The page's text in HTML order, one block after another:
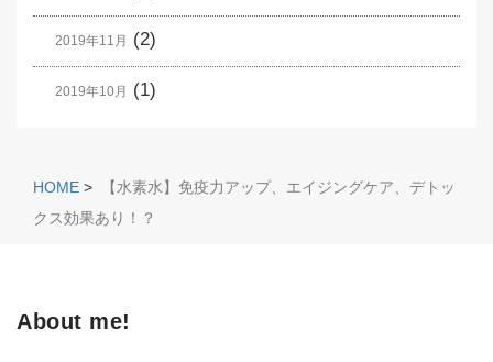
2019年11月 (2)
2019年10月 (1)
HOME >
【水素水】免疫力アップ、エイジングケア、デトッ
クス効果あり！？
About me!